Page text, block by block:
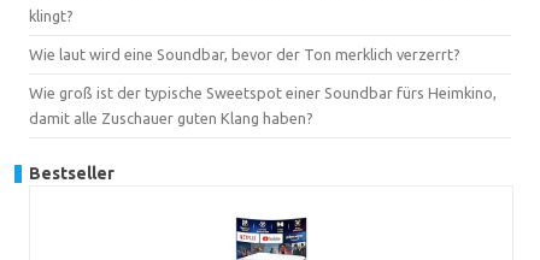
klingt?
Wie laut wird eine Soundbar, bevor der Ton merklich verzerrt?
Wie groß ist der typische Sweetspot einer Soundbar fürs Heimkino,
damit alle Zuschauer guten Klang haben?
Bestseller